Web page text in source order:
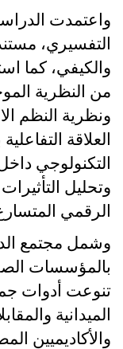
واعتمدت
التفسيري،
والكيفي، كما
من النظرية
ونظرية النظم
العلاقة
التكنولوجي
وتحليل
الرقمي
وشمل مجتمع
بالمؤسسات
تنوعت أدوات جمع
الميدانية
والأكاديميين